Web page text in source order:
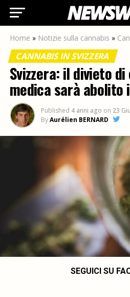
Home » Notizie sulla cannabis »
CANNABIS IN SVIZZERA
Svizzera: il divieto
medica sarà abolito
Published 4 anni ago on 23
ByAurélien BERNARD
SEGUICI SU